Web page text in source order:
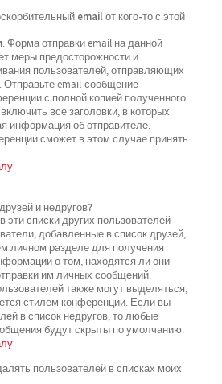
email от кого-то с этой
отправки email на данной
меры предосторожности и
пользователей, отправляющих
email-сообщение
с полной копией полученного
все заголовки, в которых
информация об отправителе.
сможет в этом случае принять
и недругов?
списки других пользователей
добавленные в список друзей,
личном разделе для получения
о том, находятся ли они
им личных сообщений.
также могут выделяться,
стилем конференции. Если вы
в список недругов, то любые
будут скрыты по умолчанию.
пользователей в списках моих